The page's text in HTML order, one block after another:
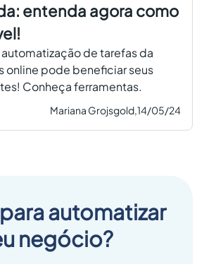
entenda agora como
de tarefas da
online pode beneficiar seus
Conheça ferramentas.
Mariana Grojsgold,14/05/24
automatizar
negócio?